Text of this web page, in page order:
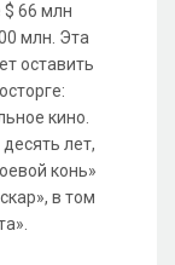
66 млн
млн. Эта
оставить
кино.
лет,
конь»
в том